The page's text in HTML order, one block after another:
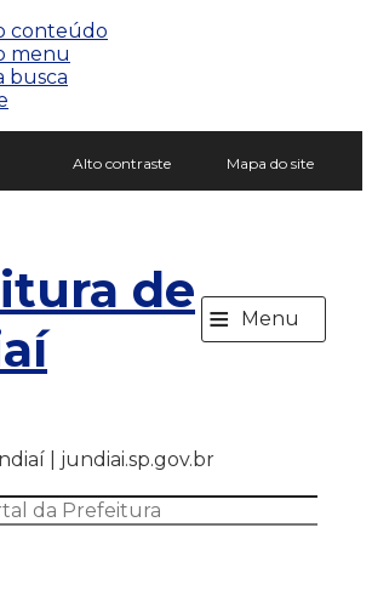
conteúdo
menu
busca
Alto contraste Mapa do site
de ≡ Menu
| jundiai.sp.gov.br